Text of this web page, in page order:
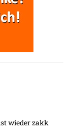
wieder zakk